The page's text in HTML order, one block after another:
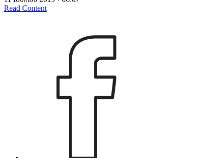
Read Content